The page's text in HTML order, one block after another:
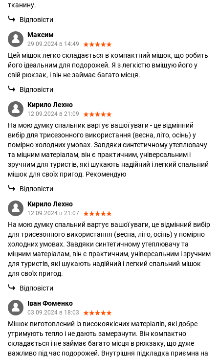
тканину.
Відповісти
Максим
29.09.2024 в 14:49
Цей мішок легко складається в компактний мішок, що робить
його ідеальним для подорожей. Я з легкістю вміщую його у
свій рюкзак, і він не займає багато місця.
Відповісти
Кирило Лехно
12.09.2024 в 21:09
На мою думку спальник вартує вашої уваги - це відмінний
вибір для трисезонного використання (весна, літо, осінь) у
помірно холодних умовах. Завдяки синтетичному утеплювачу
та міцним матеріалам, він є практичним, універсальним і
зручним для туристів, які шукають надійний і легкий спальний
мішок для своїх пригод. Рекомендую
Відповісти
Кирило Лехно
12.09.2024 в 21:07
На мою думку спальний вартує вашої уваги, це відмінний вибір
для трисезонного використання (весна, літо, осінь) у помірно
холодних умовах. Завдяки синтетичному утеплювачу та
міцним матеріалам, він є практичним, універсальним і зручним
для туристів, які шукають надійний і легкий спальний мішок
для своїх пригод.
Відповісти
Іван Фоменко
03.09.2024 в 18:03
Мішок виготовлений із високоякісних матеріалів, які добре
утримують тепло і не дають замерзнути. Він компактно
складається і не займає багато місця в рюкзаку, що дуже
важливо під час подорожей. Внутрішня підкладка приємна на